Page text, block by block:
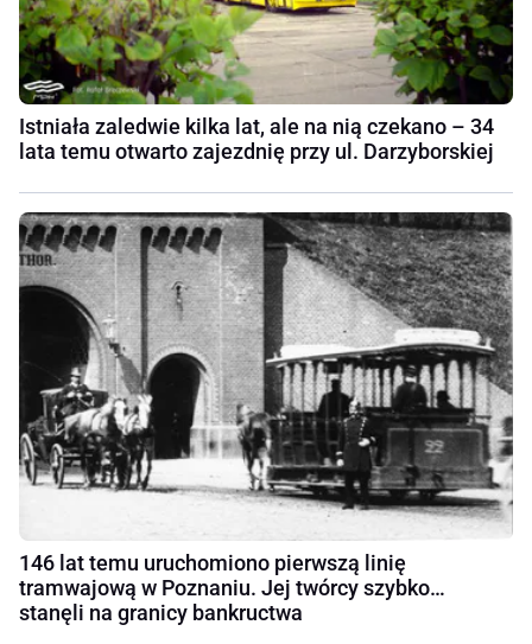
Istniała zaledwie kilka lat, ale na nią czekano – 34
lata temu otwarto zajezdnię przy ul. Darzyborskiej
146 lat temu uruchomiono pierwszą linię
tramwajową w Poznaniu. Jej twórcy szybko…
stanęli na granicy bankructwa